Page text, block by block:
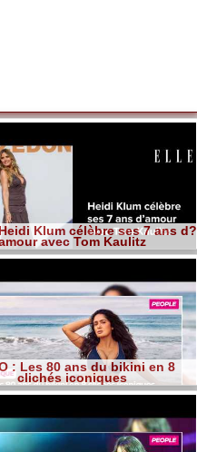
Klum célèbre ses 7 ans d?
avec Tom Kaulitz
: Les 80 ans du bikini en 8
clichés iconiques